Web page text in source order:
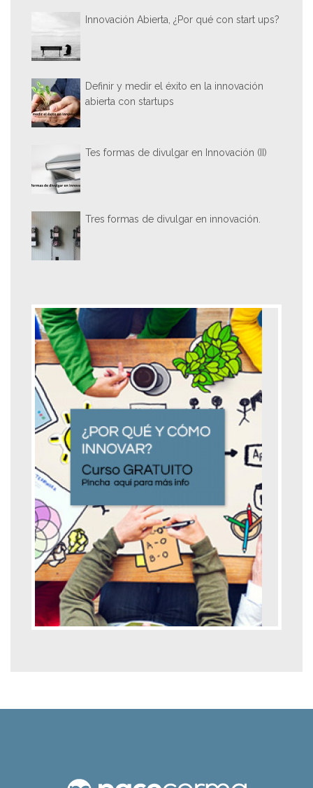
Innovación Abierta, ¿Por qué con start ups?
Definir y medir el éxito en la innovación
abierta con startups
Tes formas de divulgar en Innovación (II)
Tres formas de divulgar en innovación.